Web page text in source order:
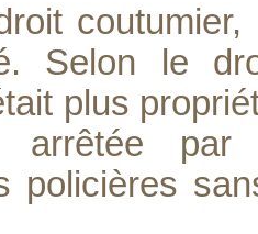
Selon le
plus
arrêtée par
policières